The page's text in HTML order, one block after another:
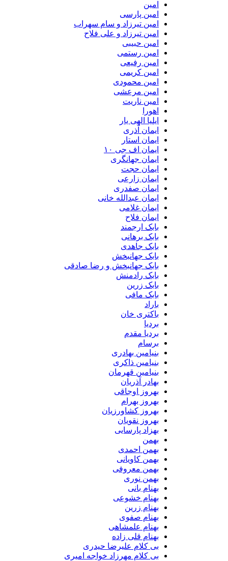
امین پارسی
امین تیرزاد و سام سهراب
امین تیرزاد و علی فلاح
امین حبیبی
امین رستمی
امین رفیعی
امین کریمی
امین محمودی
امین مرعشی
امین ناریت
ایلیا الهی یار
ایمان آذری
ایمان استار
ایمان اف جی ۱۰
ایمان جهانگری
ایمان حجت
ایمان زارعی
ایمان صفدری
ایمان عبدالله خانی
ایمان غلامی
ایمان فلاح
بابک ارجمند
بابک برهانی
بابک جاهدی
بابک جهانبخش
بابک جهانبخش و رضا صادقی
بابک رادمنش
بابک زرین
بابک مافی
باکتری خان
بردیا مقدم
بنیامین بهادری
بنیامین ذاکری
بنیامین قهرمان
بهادر آذریان
بهروز اوجاقی
بهروز بهرام
بهروز کشاورزیان
بهروز نقویان
بهزاد پارسایی
بهمن احمدی
بهمن کاویانی
بهمن معروفی
بهمن نوری
بهنام بانی
بهنام خشوعی
بهنام زرین
بهنام صفوی
بهنام علمشاهی
بهنام قلی زاده
بی کلام علیرضا حیدری
بی کلام مهرزاد خواجه امیری